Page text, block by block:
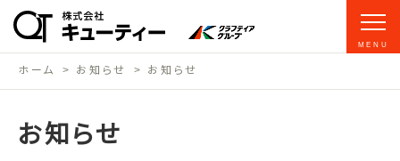
MENU
ホーム お知らせ お知らせ
お知らせ